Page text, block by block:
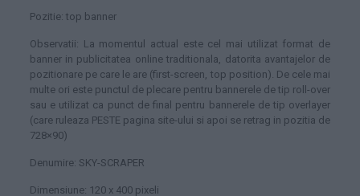
Pozitie: top banner
Observatii: La momentul actual este cel mai utilizat format de
banner in publicitatea online traditionala, datorita avantajelor de
pozitionare pe care le are (first-screen, top position). De cele mai
multe ori este punctul de plecare pentru bannerele de tip roll-over
sau e utilizat ca punct de final pentru bannerele de tip overlayer
(care ruleaza PESTE pagina site-ului si apoi se retrag in pozitia de
728×90)
Denumire: SKY-SCRAPER
Dimensiune: 120 x 400 pixeli